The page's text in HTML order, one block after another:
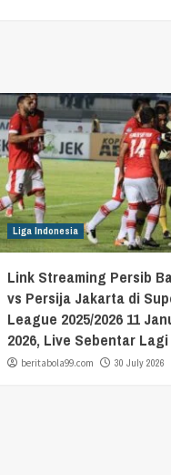
Liga Indonesia
Link Streaming Persib
vs Persija Jakarta di
League 2025/2026 11
2026, Live Sebentar Lagi
beritabola99.com 30 July 2026